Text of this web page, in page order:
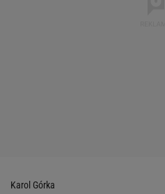
Karol Górka